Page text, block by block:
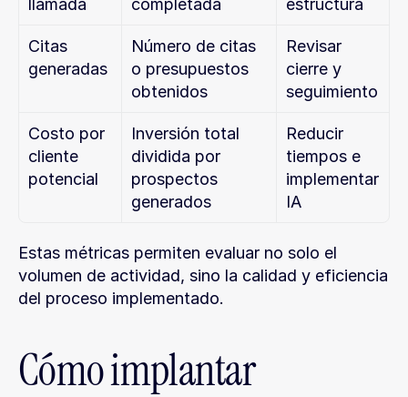
llamada
completada
estructura
Citas
generadas
Número de citas
o presupuestos
obtenidos
Revisar
cierre y
seguimiento
Costo por
cliente
potencial
Inversión total
dividida por
prospectos
generados
Reducir
tiempos e
implementar
IA
Estas métricas permiten evaluar no solo el
volumen de actividad, sino la calidad y eficiencia
del proceso implementado.
Cómo implantar